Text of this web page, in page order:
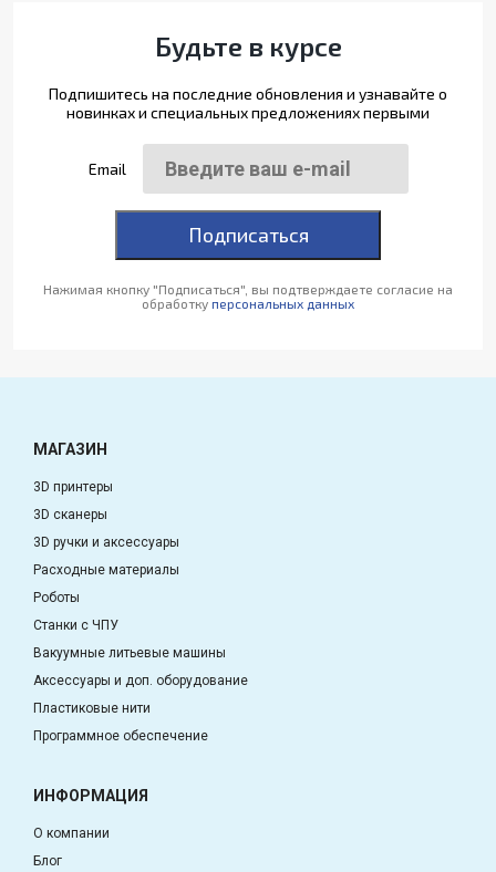
Будьте в курсе
Подпишитесь на последние обновления и узнавайте о
новинках и специальных предложениях первыми
Email
Подписаться
Нажимая кнопку "Подписаться", вы подтверждаете согласие на
обработку персональных данных
МАГАЗИН
3D принтеры
3D сканеры
3D ручки и аксессуары
Расходные материалы
Роботы
Станки с ЧПУ
Вакуумные литьевые машины
Аксессуары и доп. оборудование
Пластиковые нити
Программное обеспечение
ИНФОРМАЦИЯ
О компании
Блог